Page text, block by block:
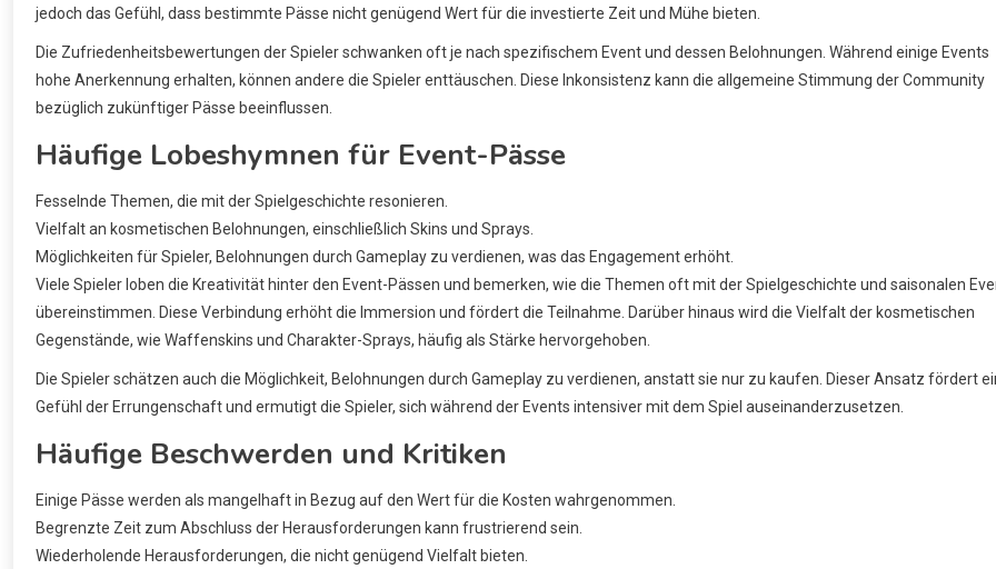
jedoch das Gefühl, dass bestimmte Pässe nicht genügend Wert für die investierte Zeit und Mühe bieten.
Die Zufriedenheitsbewertungen der Spieler schwanken oft je nach spezifischem Event und dessen Belohnungen. Während einige Events
hohe Anerkennung erhalten, können andere die Spieler enttäuschen. Diese Inkonsistenz kann die allgemeine Stimmung der Community
bezüglich zukünftiger Pässe beeinflussen.
Häufige Lobeshymnen für Event-Pässe
Fesselnde Themen, die mit der Spielgeschichte resonieren.
Vielfalt an kosmetischen Belohnungen, einschließlich Skins und Sprays.
Möglichkeiten für Spieler, Belohnungen durch Gameplay zu verdienen, was das Engagement erhöht.
Viele Spieler loben die Kreativität hinter den Event-Pässen und bemerken, wie die Themen oft mit der Spielgeschichte und saisonalen
übereinstimmen. Diese Verbindung erhöht die Immersion und fördert die Teilnahme. Darüber hinaus wird die Vielfalt der kosmetischen
Gegenstände, wie Waffenskins und Charakter-Sprays, häufig als Stärke hervorgehoben.
Die Spieler schätzen auch die Möglichkeit, Belohnungen durch Gameplay zu verdienen, anstatt sie nur zu kaufen. Dieser Ansatz fördert
Gefühl der Errungenschaft und ermutigt die Spieler, sich während der Events intensiver mit dem Spiel auseinanderzusetzen.
Häufige Beschwerden und Kritiken
Einige Pässe werden als mangelhaft in Bezug auf den Wert für die Kosten wahrgenommen.
Begrenzte Zeit zum Abschluss der Herausforderungen kann frustrierend sein.
Wiederholende Herausforderungen, die nicht genügend Vielfalt bieten.